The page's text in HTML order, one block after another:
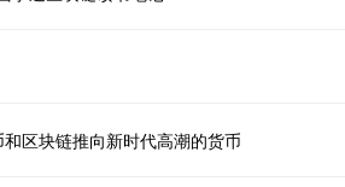
区块链推向新时代高潮的货币